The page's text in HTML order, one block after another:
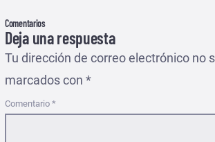
Comentarios
Deja una respuesta
Tu dirección de correo electrónico no
marcados con *
Comentario *